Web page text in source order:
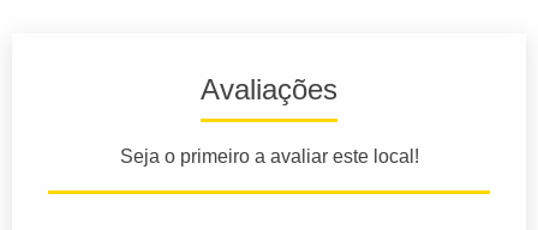
Avaliações
Seja o primeiro a avaliar este local!